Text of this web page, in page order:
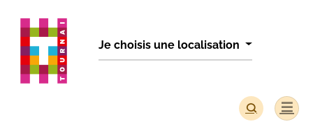
Je choisis une localisation